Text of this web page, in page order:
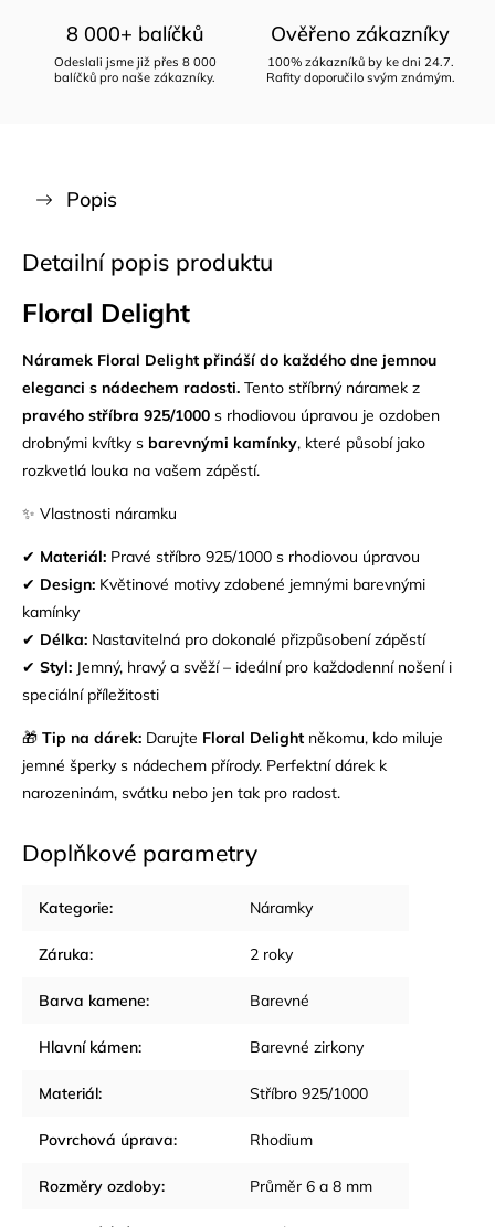
8 000+ balíčků
Odeslali jsme již přes 8 000
balíčků pro naše zákazníky.
Ověřeno zákazníky
100% zákazníků by ke dni 24.7.
Rafity doporučilo svým známým.
Popis
Detailní popis produktu
Floral Delight
Náramek Floral Delight přináší do každého dne jemnou
eleganci s nádechem radosti. Tento stříbrný náramek z
pravého stříbra 925/1000 s rhodiovou úpravou je ozdoben
drobnými kvítky s barevnými kamínky, které působí jako
rozkvetlá louka na vašem zápěstí.
✨ Vlastnosti náramku
✔ Materiál: Pravé stříbro 925/1000 s rhodiovou úpravou
✔ Design: Květinové motivy zdobené jemnými barevnými
kamínky
✔ Délka: Nastavitelná pro dokonalé přizpůsobení zápěstí
✔ Styl: Jemný, hravý a svěží – ideální pro každodenní nošení i
speciální příležitosti
🎁 Tip na dárek: Darujte Floral Delight někomu, kdo miluje
jemné šperky s nádechem přírody. Perfektní dárek k
narozeninám, svátku nebo jen tak pro radost.
Doplňkové parametry
Kategorie: Náramky
Záruka: 2 roky
Barva kamene: Barevné
Hlavní kámen: Barevné zirkony
Materiál: Stříbro 925/1000
Povrchová úprava: Rhodium
Rozměry ozdoby: Průměr 6 a 8 mm